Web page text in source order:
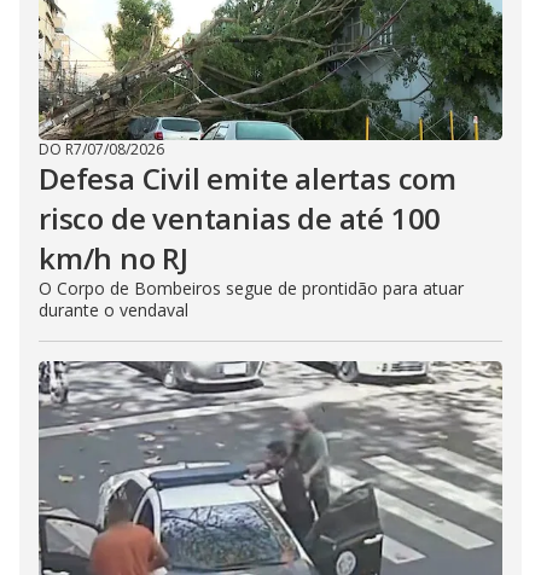
DO R7/07/08/2026
Defesa Civil emite alertas com
risco de ventanias de até 100
km/h no RJ
O Corpo de Bombeiros segue de prontidão para atuar
durante o vendaval